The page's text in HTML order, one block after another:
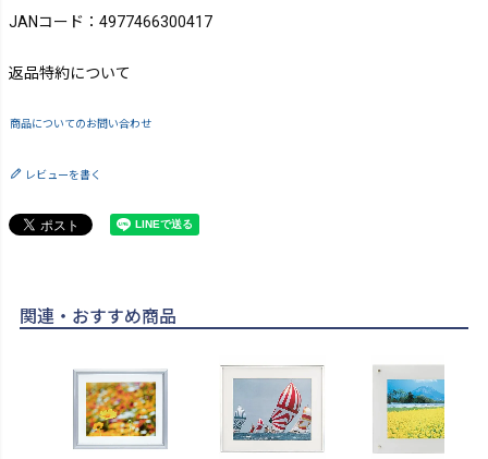
JANコード：4977466300417
返品特約について
商品についてのお問い合わせ
レビューを書く
関連・おすすめ商品